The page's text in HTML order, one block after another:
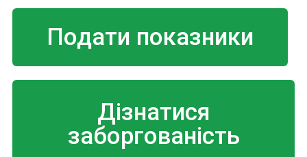
Подати показники
Дізнатися
заборгованість